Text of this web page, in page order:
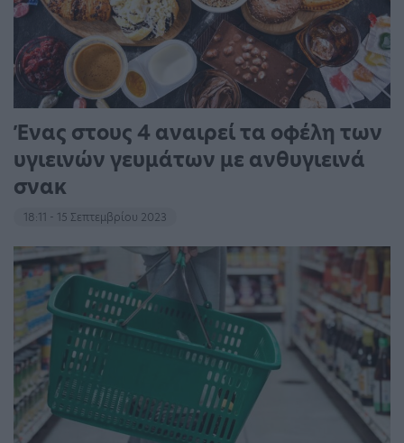
Ένας στους 4 αναιρεί τα οφέλη των
υγιεινών γευμάτων με ανθυγιεινά
σνακ
18:11 - 15 Σεπτεμβρίου 2023